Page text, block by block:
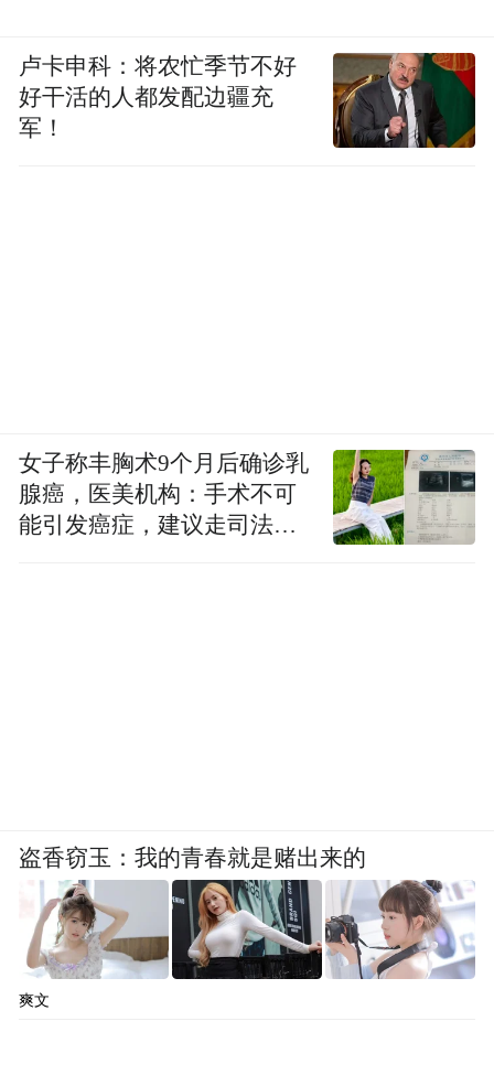
卢卡申科：将农忙季节不好
好干活的人都发配边疆充
军！
女子称丰胸术9个月后确诊乳
腺癌，医美机构：手术不可
能引发癌症，建议走司法途
盗香窃玉：我的青春就是赌出来的
爽文